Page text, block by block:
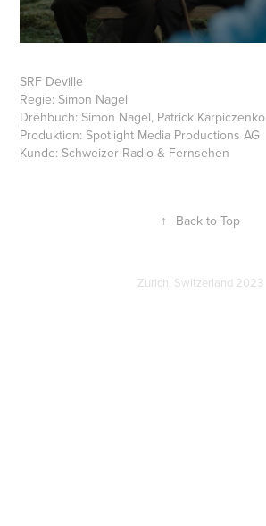
SRF Deville
Regie: Simon Nagel
Drehbuch: Simon Nagel, Patrick Karpiczenko
Produktion: Spotlight Media Productions AG
Kunde: Schweizer Radio & Fernsehen
↑ Back to Top
Zurich, Switzerland 2023